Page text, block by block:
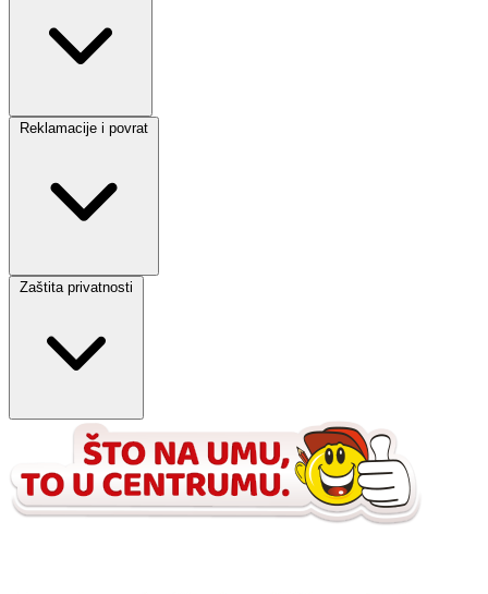
Reklamacije i povrat
Zaštita privatnosti